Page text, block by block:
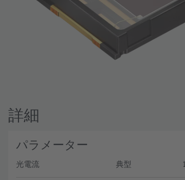
詳細
パラメーター
光電流 典型